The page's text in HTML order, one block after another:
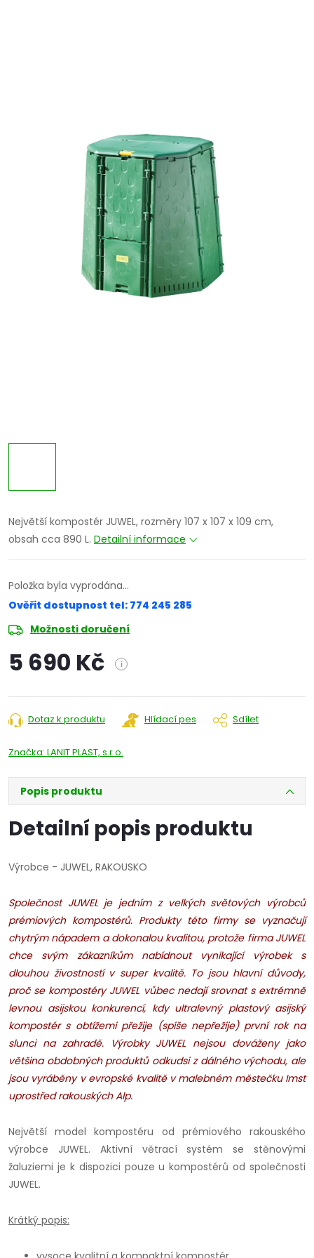
Největší kompostér JUWEL, rozměry 107 x 107 x 109 cm,
obsah cca 890 L. Detailní informace
Položka byla vyprodána…
Ověřit dostupnost tel: 774 245 285
Možnosti doručení
5 690 Kč i
cena:
Dotaz k produktu Hlídací pes Sdílet
Značka: LANIT PLAST, s.r.o.
Popis produktu
Detailní popis produktu
Výrobce - JUWEL, RAKOUSKO
Společnost JUWEL je jedním z velkých světových výrobců
prémiových kompostérů. Produkty této firmy se vyznačují
chytrým nápadem a dokonalou kvalitou, protože firma JUWEL
chce svým zákazníkům nabídnout vynikající výrobek s
dlouhou živostností v super kvalitě. To jsou hlavní důvody,
proč se kompostéry JUWEL vůbec nedají srovnat s extrémně
levnou asijskou konkurencí, kdy ultralevný plastový asijský
kompostér s obtížemi přežije (spíše nepřežije) první rok na
slunci na zahradě. Výrobky JUWEL nejsou dováženy jako
většina obdobných produktů odkudsi z dálného východu, ale
jsou vyráběny v evropské kvalitě v malebném městečku Imst
uprostřed rakouských Alp.
Největší model kompostéru od prémiového rakouského
výrobce JUWEL. Aktivní větrací systém se stěnovými
žaluziemi je k dispozici pouze u kompostérů od společnosti
JUWEL.
Krátký popis: